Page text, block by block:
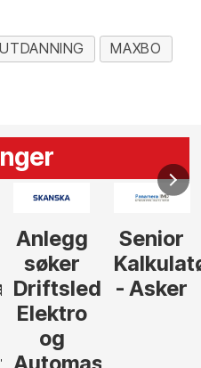
UTDANNING MAXBO
Senior
Tilbudsleder
Anlegg
- Oslo